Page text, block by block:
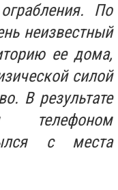
По
неизвестный
ее дома,
силой
В результате
телефоном
с места